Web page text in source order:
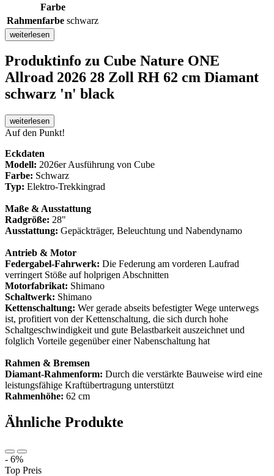
Farbe
Rahmenfarbe schwarz
weiterlesen
Produktinfo zu Cube Nature ONE
Allroad 2026 28 Zoll RH 62 cm Diamant
schwarz 'n' black
weiterlesen
Auf den Punkt!
Eckdaten
Modell: 2026er Ausführung von Cube
Farbe: Schwarz
Typ: Elektro-Trekkingrad
Maße & Ausstattung
Radgröße: 28"
Ausstattung: Gepäckträger, Beleuchtung und Nabendynamo
Antrieb & Motor
Federgabel-Fahrwerk: Die Federung am vorderen Laufrad
verringert Stöße auf holprigen Abschnitten
Motorfabrikat: Shimano
Schaltwerk: Shimano
Kettenschaltung: Wer gerade abseits befestigter Wege unterwegs
ist, profitiert von der Kettenschaltung, die sich durch hohe
Schaltgeschwindigkeit und gute Belastbarkeit auszeichnet und
folglich Vorteile gegenüber einer Nabenschaltung hat
Rahmen & Bremsen
Diamant-Rahmenform: Durch die verstärkte Bauweise wird eine
leistungsfähige Kraftübertragung unterstützt
Rahmenhöhe: 62 cm
Ähnliche Produkte
- 6%
Top Preis